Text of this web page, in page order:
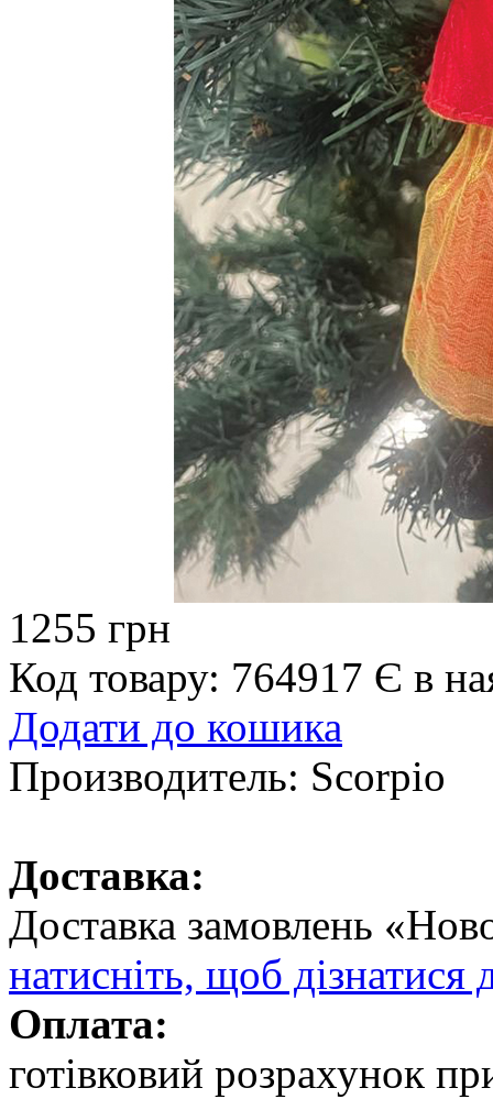
1255 грн
Код товару: 764917 Є в
Додати до кошика
Производитель: Scorpio
Доставка:
Доставка замовлень
натисніть, щоб дізнатися
Оплата:
готівковий розрахунок